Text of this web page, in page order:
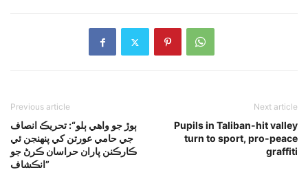
Previous article
ٻوڙ جو واهي ٻلو“: تحريڪ انصاف
جي حامي عورتن کي پنهنجن ئي
ڪارڪنن پاران حراسان ڪرڻ جو
انڪشاف”
Next article
Pupils in Taliban-hit valley
turn to sport, pro-peace
graffiti